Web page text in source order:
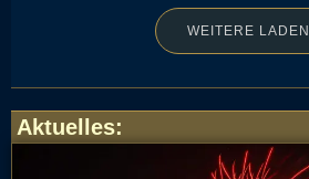
WEITERE LADEN
Aktuelles: